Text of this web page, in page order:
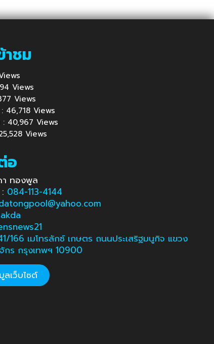
าชม
Views
Views
46,718 Views
: 40,967 Views
Views
อ
ทองพูล
: 084-113-4144
166 เมโทรลักซ์ เกษตร ถนนประเสริฐมนูกิจ แขวง
กร กรุงเทพฯ 10900
เว็บไซต์